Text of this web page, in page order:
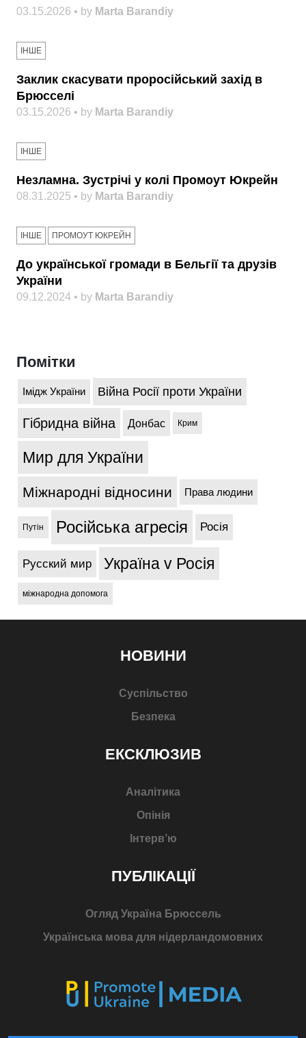
03.15.2026 • by Marta Barandiy
ІНШЕ
Заклик скасувати проросійський захід в
Брюсселі
03.15.2026 • by Marta Barandiy
ІНШЕ
Незламна. Зустрічі у колі Промоут Юкрейн
08.31.2025 • by Marta Barandiy
ІНШЕ ПРОМОУТ ЮКРЕЙН
До української громади в Бельгії та друзів
України
09.12.2024 • by Marta Barandiy
Помітки
Імідж України Війна Росії проти України
Гібридна війна Донбас Крим
Мир для України
Міжнародні відносини Права людини
Путін Російська агресія Росія
Русский мир Україна v Росія
міжнародна допомога
НОВИНИ
Суспільство
Безпека
ЕКСКЛЮЗИВ
Аналітика
Опінія
Інтерв’ю
ПУБЛІКАЦІЇ
Огляд Україна Брюссель
Українська мова для нідерландомовних